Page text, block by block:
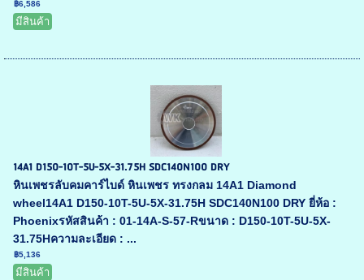
฿6,586
มีสินค้า
14A1 D150-10T-5U-5X-31.75H SDC140N100 DRY
หินเพชรลับคมคาร์ไบด์ หินเพชร ทรงกลม 14A1 Diamond
wheel14A1 D150-10T-5U-5X-31.75H SDC140N100 DRY ยี่ห้อ :
Phoenixรหัสสินค้า : 01-14A-S-57-Rขนาด : D150-10T-5U-5X-
31.75Hความละเอียด : ...
฿5,136
มีสินค้า